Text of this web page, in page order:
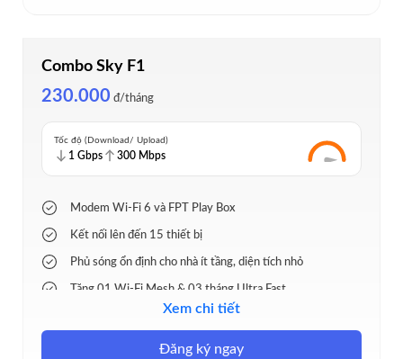
Combo Sky F1
230.000 đ/tháng
Tốc độ (Download/ Upload)
1 Gbps 300 Mbps
Modem Wi-Fi 6 và FPT Play Box
Kết nối lên đến 15 thiết bị
Phủ sóng ổn định cho nhà ít tầng, diện tích nhỏ
Tặng 01 Wi-Fi Mesh & 03 tháng Ultra Fast
130+ kênh truyền hình và thể thao độc quyền
Xem chi tiết
Đăng ký ngay